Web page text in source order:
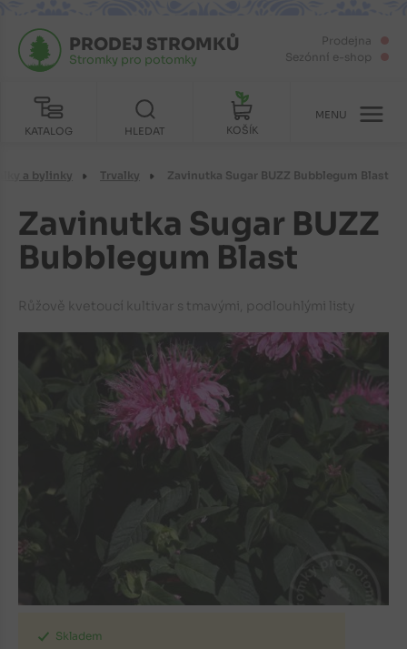
Prodejna
Sezónní e-shop
KATALOG
PRODEJ STROMKŮ
Stromky pro potomky
HLEDAT KOŠÍK
MENU
a bylinky Trvalky Zavinutka Sugar BUZZ Bubblegum Blast
Zavinutka Sugar BUZZ
Bubblegum Blast
Růžově kvetoucí kultivar s tmavými, podlouhlými listy
Skladem